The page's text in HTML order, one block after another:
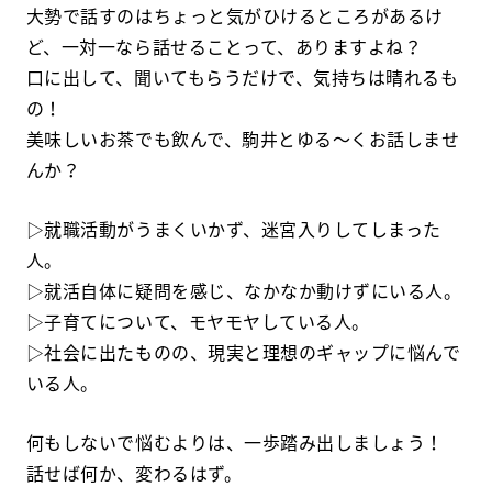
大勢で話すのはちょっと気がひけるところがあるけ
ど、一対一なら話せることって、ありますよね？
口に出して、聞いてもらうだけで、気持ちは晴れるも
の！
美味しいお茶でも飲んで、駒井とゆる～くお話しませ
んか？
▷就職活動がうまくいかず、迷宮入りしてしまった
人。
▷就活自体に疑問を感じ、なかなか動けずにいる人。
▷子育てについて、モヤモヤしている人。
▷社会に出たものの、現実と理想のギャップに悩んで
いる人。
何もしないで悩むよりは、一歩踏み出しましょう！
話せば何か、変わるはず。